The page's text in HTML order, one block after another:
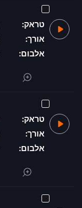
טראק:
אורך:
אלבום:
טראק:
אורך:
אלבום: